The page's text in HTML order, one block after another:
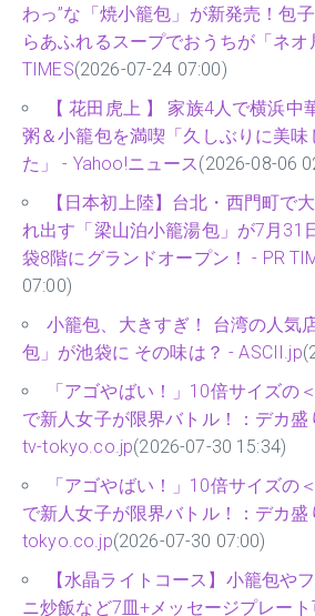
わっ”な「焼小籠包」が新発売！包
らあふれるスープでおうちが「ネオ
TIMES(2026-07-24 07:00)
【 花田虎上 】 家族4人で横浜中
粥＆小籠包を満喫「久しぶりに美味
た」 - Yahoo!ニュース(2026-08-06
【日本初上陸】台北・西門町で
れ出す「梁山泊小籠湯包」が7月31
袋8階にグランドオープン！ - PR
07:00)
小籠包、大きすぎ！ 台湾の人気
包」が池袋に その味は？ - ASCII.jp
「アゴやばい！」10倍サイズの
で新人女子が限界バトル！：デカ
tv-tokyo.co.jp(2026-07-30 15:34)
「アゴやばい！」10倍サイズの
で新人女子が限界バトル！：デカ盛
tokyo.co.jp(2026-07-30 07:00)
【水晶ライトコース】小籠包や
ニ炒飯など7皿+メッセージプレー